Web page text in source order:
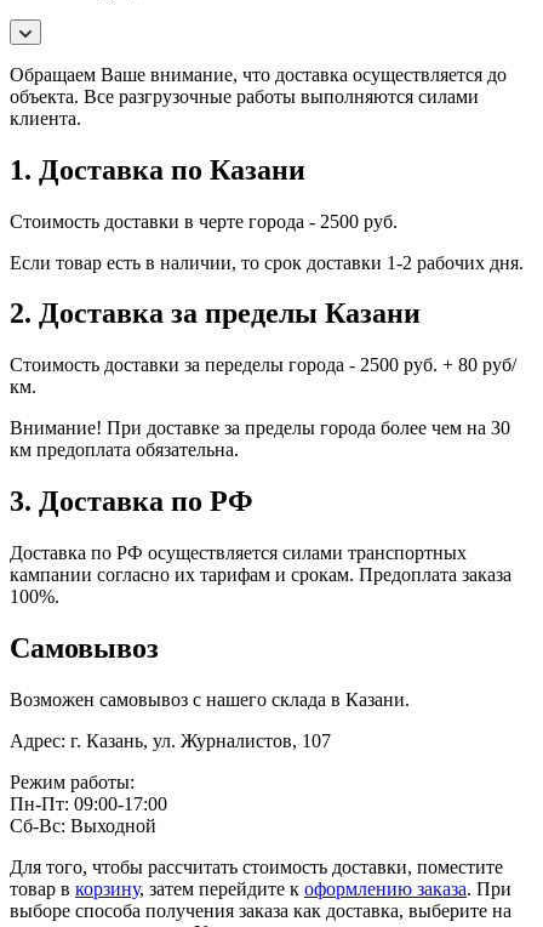
Обращаем Ваше внимание, что доставка осуществляется до
объекта. Все разгрузочные работы выполняются силами
клиента.
1. Доставка по Казани
Стоимость доставки в черте города - 2500 руб.
Если товар есть в наличии, то срок доставки 1-2 рабочих дня.
2. Доставка за пределы Казани
Стоимость доставки за переделы города - 2500 руб. + 80 руб/
км.
Внимание! При доставке за пределы города более чем на 30
км предоплата обязательна.
3. Доставка по РФ
Доставка по РФ осуществляется силами транспортных
кампании согласно их тарифам и срокам. Предоплата заказа
100%.
Самовывоз
Возможен самовывоз с нашего склада в Казани.
Адрес: г. Казань, ул. Журналистов, 107
Режим работы:
Пн-Пт: 09:00-17:00
Сб-Вс: Выходной
Для того, чтобы рассчитать стоимость доставки, поместите
товар в корзину, затем перейдите к оформлению заказа. При
выборе способа получения заказа как доставка, выберите на